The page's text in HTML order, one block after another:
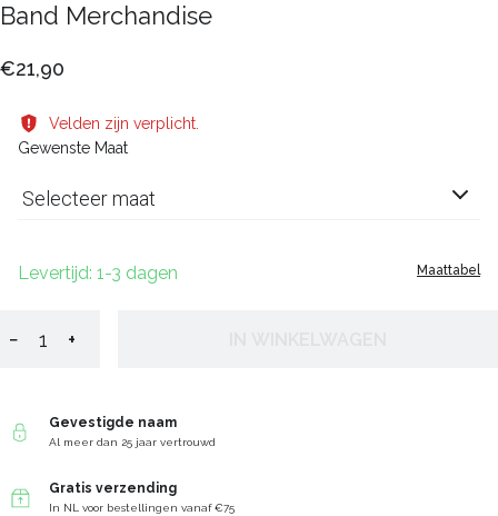
Band Merchandise
€21,90
Velden zijn verplicht.
Gewenste Maat
Selecteer maat
Maattabel
Levertijd: 1-3 dagen
− +
Gevestigde naam
Al meer dan 25 jaar vertrouwd
Gratis verzending
In NL voor bestellingen vanaf €75